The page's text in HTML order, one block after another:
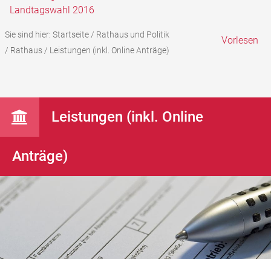
Landtagswahl 2016
Sie sind hier: Startseite/ Rathaus und Politik
/ Rathaus/ Leistungen (inkl. Online Anträge)
Vorlesen
Leistungen (inkl. Online
Anträge)